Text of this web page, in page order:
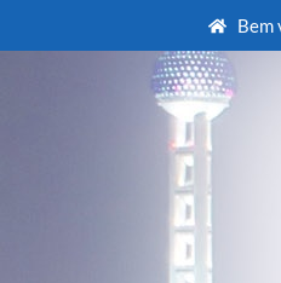
Bem